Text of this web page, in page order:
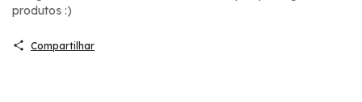
produtos :)
Compartilhar